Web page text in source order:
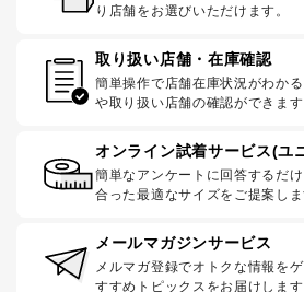
り店舗をお選びいただけます。
取り扱い店舗・在庫確認
簡単操作で店舗在庫状況がわか
や取り扱い店舗の確認ができます
オンライン試着サービス(ユ
簡単なアンケートに回答するだ
合った最適なサイズをご提案しま
メールマガジンサービス
メルマガ登録でオトクな情報を
すすめトピックスをお届けします